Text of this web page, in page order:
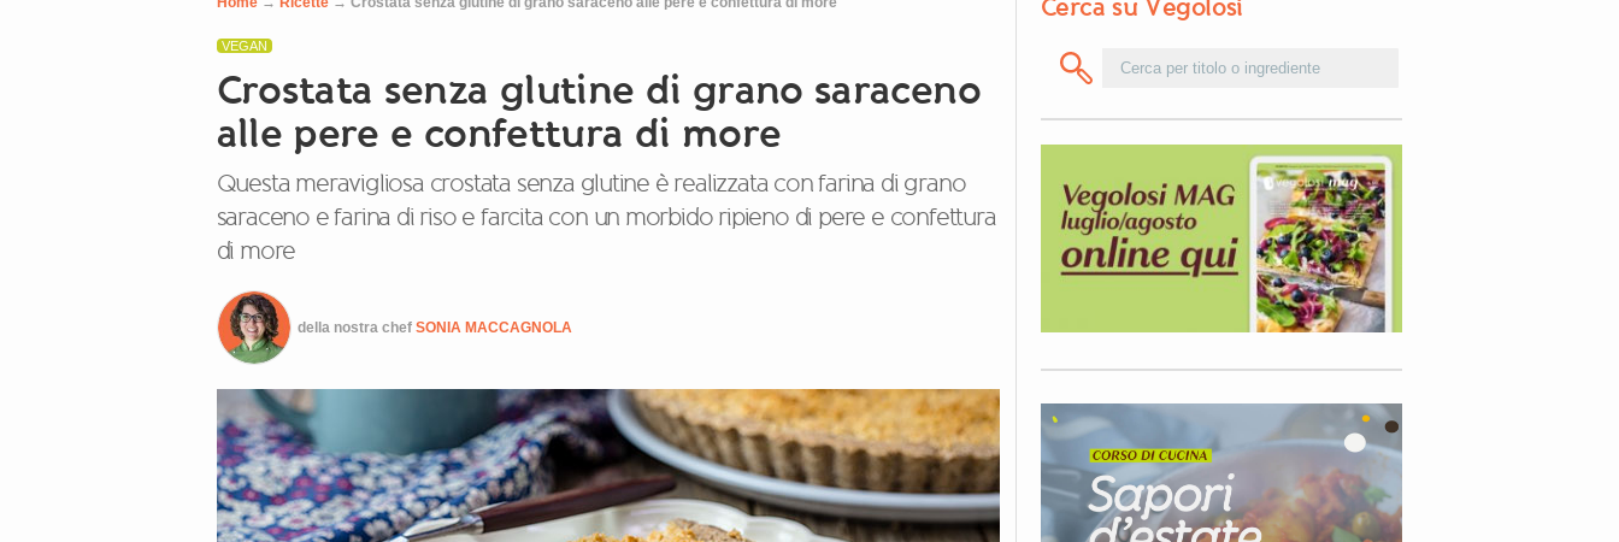
VEGAN
Crostata senza glutine di grano saraceno
alle pere e confettura di more
Questa meravigliosa crostata senza glutine è realizzata con farina di grano
saraceno e farina di riso e farcita con un morbido ripieno di pere e confettura
di more
della nostra chef SONIA MACCAGNOLA
Cerca su Vegolosi